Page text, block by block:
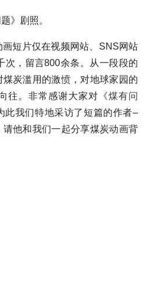
》剧照。
短片仅在视频网站、SNS网站
次，留言800余条。从一段段的
炭滥用的激愤，对地球家园的
往。非常感谢大家对 《煤有问
此我们特地采访了短篇的作者–
他和我们一起分享煤炭动画背